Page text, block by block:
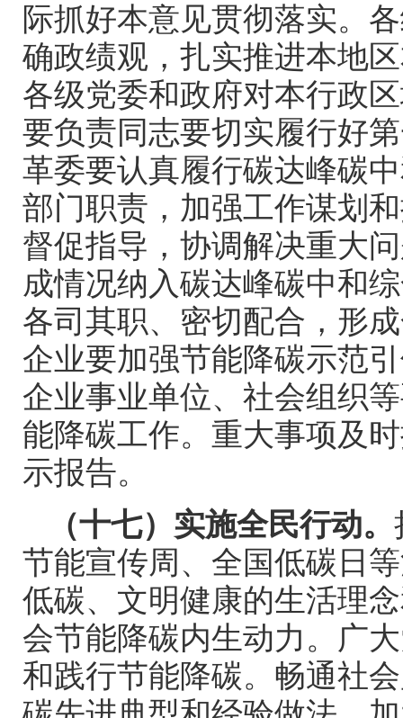
际抓好本意见贯彻落实。
确政绩观，扎实推进本地
各级党委和政府对本行政
要负责同志要切实履行好
革委要认真履行碳达峰碳
部门职责，加强工作谋划
督促指导，协调解决重大
成情况纳入碳达峰碳中和
各司其职、密切配合，形
企业要加强节能降碳示范
企业事业单位、社会组织
能降碳工作。重大事项及
示报告。
（十七）实施全民行动。
节能宣传周、全国低碳日
低碳、文明健康的生活理
会节能降碳内生动力。广
和践行节能降碳。畅通社